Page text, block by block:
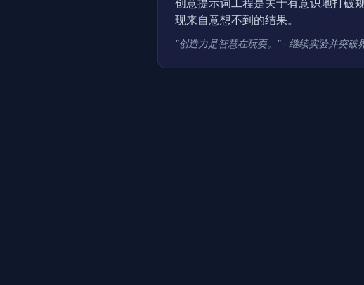
现来自意想不到的结果。
"创造力是智慧在玩耍。" - 继续实验并突破